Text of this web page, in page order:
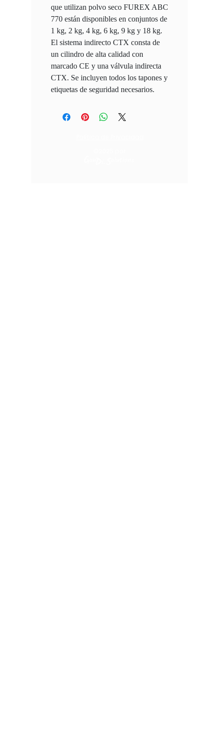
que utilizan polvo seco FUREX ABC
770 están disponibles en conjuntos de
1 kg, 2 kg, 4 kg, 6 kg, 9 kg y 18 kg.
El sistema indirecto CTX consta de
un cilindro de alta calidad con
marcado CE y una válvula indirecta
CTX. Se incluyen todos los tapones y
etiquetas de seguridad necesarios.